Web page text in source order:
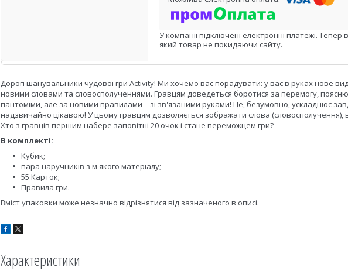
У компанії підключені електронні платежі.
який товар не покидаючи сайту.
Дорогі шанувальники чудової гри Activity! Ми хочемо вас порадувати: у вас в руках нове
новими словами та словосполученнями. Гравцям доведеться боротися за перемогу,
пантоміми, але за новими правилами – зі зв'язаними руками! Це, безумовно, ускладнює
надзвичайно цікавою! У цьому гравцям дозволяється зображати слова (словосполучення),
Хто з гравців першим набере заповітні 20 очок і стане переможцем гри?
В комплекті:
Кубик;
пара наручників з м'якого матеріалу;
55 Карток;
Правила гри.
Вміст упаковки може незначно відрізнятися від зазначеного в описі.
Характеристики